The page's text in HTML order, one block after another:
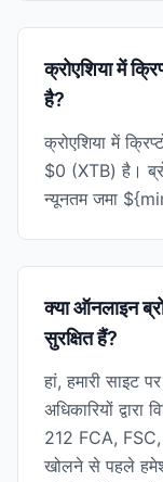
क्रोएशिया में
है?
क्रोएशिया में
$0 (XTB) है।
न्यूनतम जमा
क्या ऑनलाइन
सुरक्षित हैं?
हां, हमारी साइट
अधिकारियों
212 FCA, FSC,
खोलने से पहले